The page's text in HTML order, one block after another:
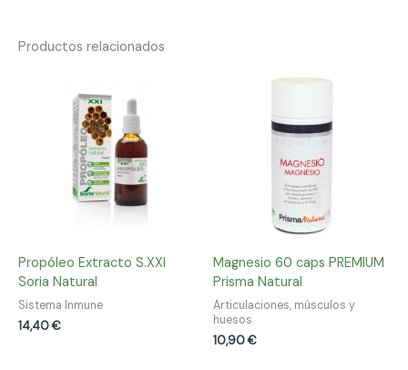
Productos relacionados
Propóleo Extracto S.XXI
Soria Natural
Sistema Inmune
14,40€
Magnesio 60 caps PREMIUM
Prisma Natural
Articulaciones, músculos y
huesos
10,90€